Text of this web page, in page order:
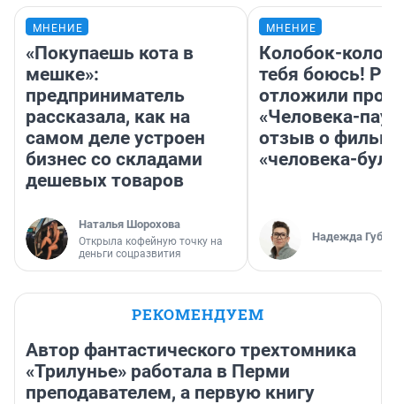
МНЕНИЕ
«Покупаешь кота в
мешке»:
предприниматель
рассказала, как на
самом деле устроен
бизнес со складами
дешевых товаров
Наталья Шорохова
Открыла кофейную точку на
деньги соцразвития
МНЕНИЕ
Колобок-
тебя боюсь!
отложили
«Человека-
отзыв о
«человека-
Надежда
РЕКОМЕНДУЕМ
Автор фантастического трехтомника
«Трилунье» работала в Перми
преподавателем, а первую книгу